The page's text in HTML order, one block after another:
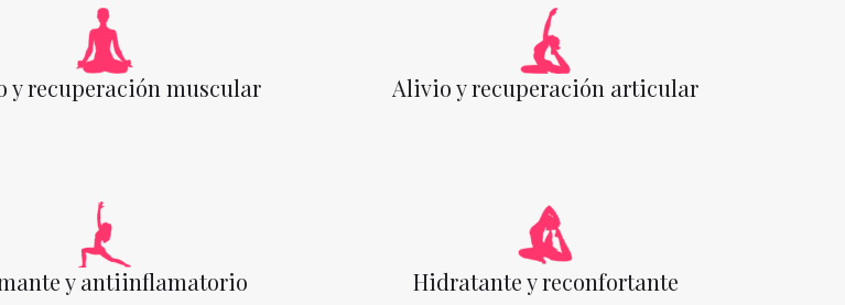
y recuperación muscular Alivio y recuperación articular
y antiinflamatorio Hidratante y reconfortante